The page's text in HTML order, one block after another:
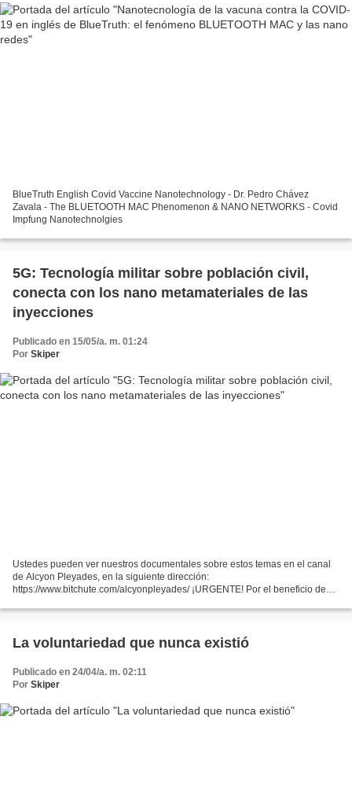
BlueTruth English Covid Vaccine Nanotechnology - Dr. Pedro Chávez
Zavala - The BLUETOOTH MAC Phenomenon & NANO NETWORKS - Covid
Impfung Nanotechnolgies
5G: Tecnología militar sobre población civil,
conecta con los nano metamateriales de las
inyecciones
Publicado en 15/05/a. m. 01:24
Por Skiper
Ustedes pueden ver nuestros documentales sobre estos temas en el canal
de Alcyon Pleyades, en la siguiente dirección:
https://www.bitchute.com/alcyonpleyades/ ¡URGENTE! Por el beneficio de
La voluntariedad que nunca existió
Publicado en 24/04/a. m. 02:11
Por Skiper